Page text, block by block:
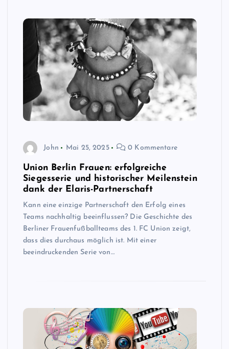
John Mai 25, 2025 0 Kommentare
Union Berlin Frauen: erfolgreiche
Siegesserie und historischer Meilenstein
dank der Elaris-Partnerschaft
Kann eine einzige Partnerschaft den Erfolg eines
Teams nachhaltig beeinflussen? Die Geschichte des
Berliner Frauenfußballteams des 1. FC Union zeigt,
dass dies durchaus möglich ist. Mit einer
beeindruckenden Serie von…